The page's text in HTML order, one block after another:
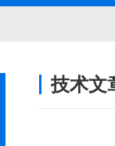
技术文